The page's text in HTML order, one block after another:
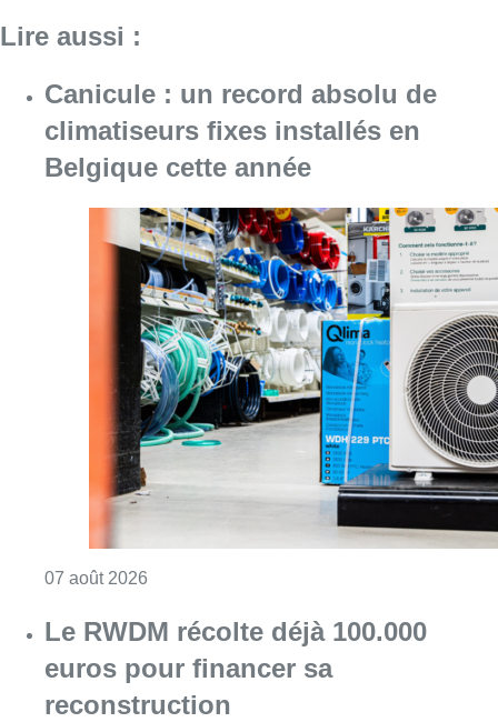
Lire aussi :
Canicule : un record absolu de
climatiseurs fixes installés en
Belgique cette année
07 août 2026
Le RWDM récolte déjà 100.000
euros pour financer sa
reconstruction